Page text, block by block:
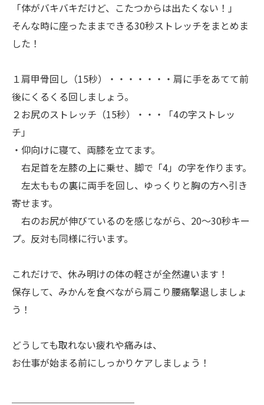
「体がバキバキだけど、こたつからは出たくない！」
そんな時に座ったままできる30秒ストレッチをまとめま
した！
１肩甲骨回し（15秒）・・・・・・・肩に手をあてて前
後にくるくる回しましょう。
２お尻のストレッチ（15秒）・・・「4の字ストレッ
チ」
・仰向けに寝て、両膝を立てます。
右足首を左膝の上に乗せ、脚で「4」の字を作ります。
左太ももの裏に両手を回し、ゆっくりと胸の方へ引き
寄せます。
右のお尻が伸びているのを感じながら、20～30秒キー
プ。反対も同様に行います。
これだけで、休み明けの体の軽さが全然違います！
保存して、みかんを食べながら肩こり腰痛撃退しましょ
う！
どうしても取れない疲れや痛みは、
お仕事が始まる前にしっかりケアしましょう！